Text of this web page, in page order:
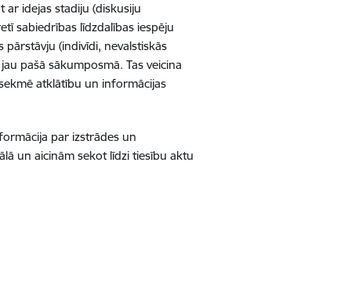
ar idejas stadiju (diskusiju
sabiedrības līdzdalības iespēju
(indivīdi, nevalstiskās
pašā sākumposmā. Tas veicina
atklātību un informācijas
par izstrādes un
un aicinām sekot līdzi tiesību aktu